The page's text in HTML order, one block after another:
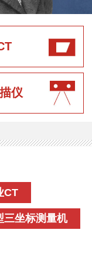
仪
CT
三坐标测量机